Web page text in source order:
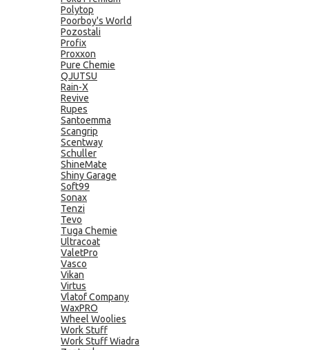
Polytop
Poorboy's World
Pozostali
Profix
Proxxon
Pure Chemie
QJUTSU
Rain-X
Revive
Rupes
Santoemma
Scangrip
Scentway
Schuller
ShineMate
Shiny Garage
Soft99
Sonax
Tenzi
Tevo
Tuga Chemie
Ultracoat
ValetPro
Vasco
Vikan
Virtus
Vlatof Company
WaxPRO
Wheel Woolies
Work Stuff
Work Stuff Wiadra